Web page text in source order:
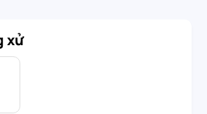
xử